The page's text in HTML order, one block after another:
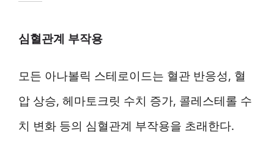
심혈관계 부작용
모든 아나볼릭 스테로이드는 혈관 반응성, 혈
압 상승, 헤마토크릿 수치 증가, 콜레스테롤 수
치 변화 등의 심혈관계 부작용을 초래한다.